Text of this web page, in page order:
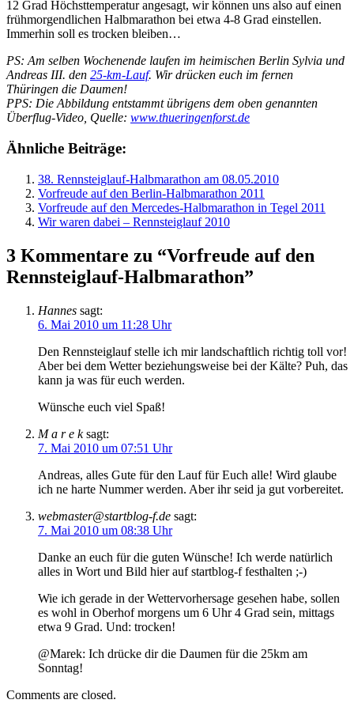
12 Grad Höchsttemperatur angesagt, wir können uns also auf einen
frühmorgendlichen Halbmarathon bei etwa 4-8 Grad einstellen.
Immerhin soll es trocken bleiben…
PS: Am selben Wochenende laufen im heimischen Berlin Sylvia und
Andreas III. den 25-km-Lauf. Wir drücken euch im fernen
Thüringen die Daumen!
PPS: Die Abbildung entstammt übrigens dem oben genannten
Überflug-Video, Quelle: www.thueringenforst.de
Ähnliche Beiträge:
38. Rennsteiglauf-Halbmarathon am 08.05.2010
Vorfreude auf den Berlin-Halbmarathon 2011
Vorfreude auf den Mercedes-Halbmarathon in Tegel 2011
Wir waren dabei – Rennsteiglauf 2010
3 Kommentare zu “Vorfreude auf den
Rennsteiglauf-Halbmarathon”
Hannes sagt:
6. Mai 2010 um 11:28 Uhr
Den Rennsteiglauf stelle ich mir landschaftlich richtig toll vor!
Aber bei dem Wetter beziehungsweise bei der Kälte? Puh, das
kann ja was für euch werden.
Wünsche euch viel Spaß!
M a r e k sagt:
7. Mai 2010 um 07:51 Uhr
Andreas, alles Gute für den Lauf für Euch alle! Wird glaube
ich ne harte Nummer werden. Aber ihr seid ja gut vorbereitet.
webmaster@startblog-f.de sagt:
7. Mai 2010 um 08:38 Uhr
Danke an euch für die guten Wünsche! Ich werde natürlich
alles in Wort und Bild hier auf startblog-f festhalten ;-)
Wie ich gerade in der Wettervorhersage gesehen habe, sollen
es wohl in Oberhof morgens um 6 Uhr 4 Grad sein, mittags
etwa 9 Grad. Und: trocken!
@Marek: Ich drücke dir die Daumen für die 25km am
Sonntag!
Comments are closed.